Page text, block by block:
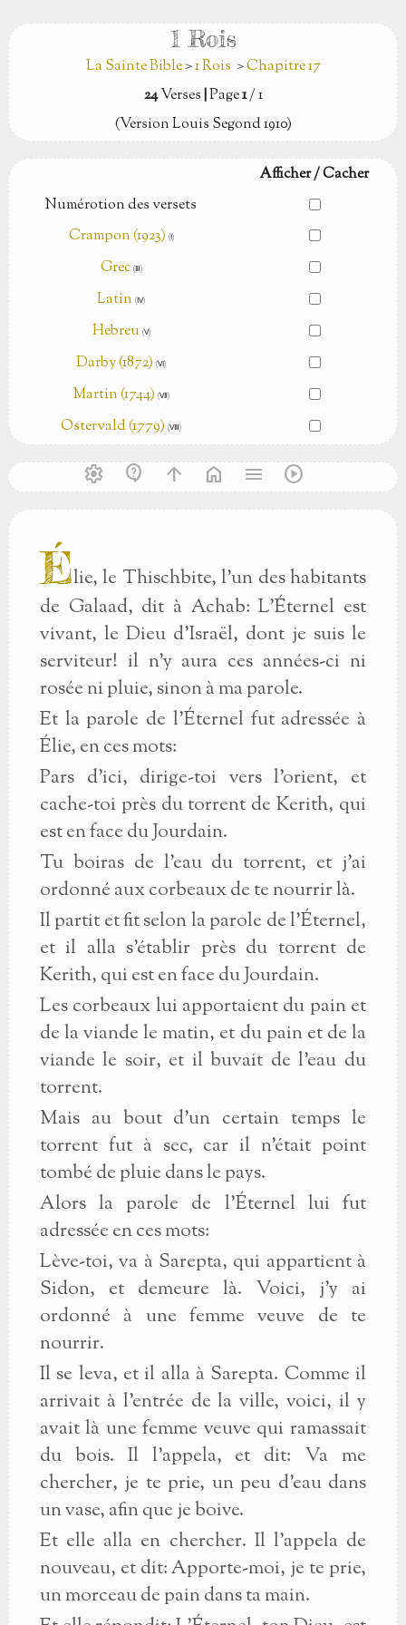
1 Rois
La Sainte Bible>1 Rois >Chapitre 17
24Verses|Page1/ 1
(Version Louis Segond 1910)
Afficher / Cacher
Numérotion des versets
Crampon (1923) (Ⅰ)
Grec (Ⅲ)
Latin (Ⅳ)
Hebreu (Ⅴ)
Darby (1872) (Ⅵ)
Martin (1744) (Ⅶ)
Ostervald (1779) (Ⅷ)
settings contact_support arrow_upward home menu play_circle
Élie, le Thischbite, l'un des habitants
de Galaad, dit à Achab: L'Éternel est
vivant, le Dieu d'Israël, dont je suis le
serviteur! il n'y aura ces années-ci ni
rosée ni pluie, sinon à ma parole.
Et la parole de l'Éternel fut adressée à
Élie, en ces mots:
Pars d'ici, dirige-toi vers l'orient, et
cache-toi près du torrent de Kerith, qui
est en face du Jourdain.
Tu boiras de l'eau du torrent, et j'ai
ordonné aux corbeaux de te nourrir là.
Il partit et fit selon la parole de l'Éternel,
et il alla s'établir près du torrent de
Kerith, qui est en face du Jourdain.
Les corbeaux lui apportaient du pain et
de la viande le matin, et du pain et de la
viande le soir, et il buvait de l'eau du
torrent.
Mais au bout d'un certain temps le
torrent fut à sec, car il n'était point
tombé de pluie dans le pays.
Alors la parole de l'Éternel lui fut
adressée en ces mots:
Lève-toi, va à Sarepta, qui appartient à
Sidon, et demeure là. Voici, j'y ai
ordonné à une femme veuve de te
nourrir.
Il se leva, et il alla à Sarepta. Comme il
arrivait à l'entrée de la ville, voici, il y
avait là une femme veuve qui ramassait
du bois. Il l'appela, et dit: Va me
chercher, je te prie, un peu d'eau dans
un vase, afin que je boive.
Et elle alla en chercher. Il l'appela de
nouveau, et dit: Apporte-moi, je te prie,
un morceau de pain dans ta main.